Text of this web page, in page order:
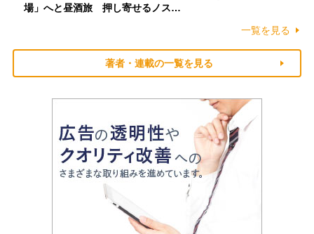
場」へと昼酒旅 押し寄せるノス…
一覧を見る
著者・連載の一覧を見る